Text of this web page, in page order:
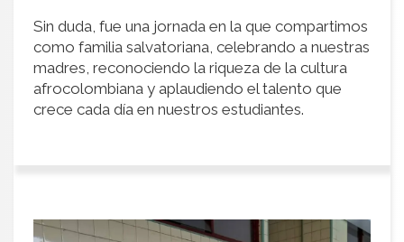
Sin duda, fue una jornada en la que compartimos
como familia salvatoriana, celebrando a nuestras
madres, reconociendo la riqueza de la cultura
afrocolombiana y aplaudiendo el talento que
crece cada día en nuestros estudiantes.